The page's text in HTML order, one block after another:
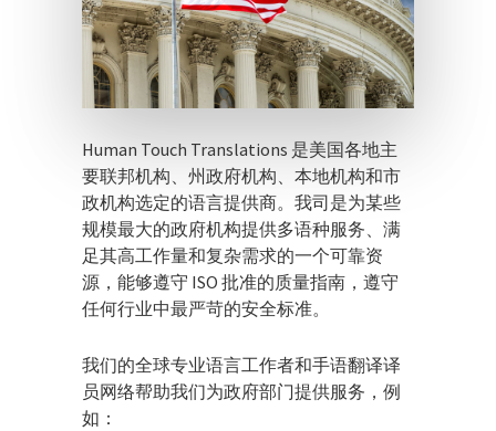
Human Touch Translations 是美国各地主
要联邦机构、州政府机构、本地机构和市
政机构选定的语言提供商。我司是为某些
规模最大的政府机构提供多语种服务、满
足其高工作量和复杂需求的一个可靠资
源，能够遵守 ISO 批准的质量指南，遵守
任何行业中最严苛的安全标准。
我们的全球专业语言工作者和手语翻译译
员网络帮助我们为政府部门提供服务，例
如：